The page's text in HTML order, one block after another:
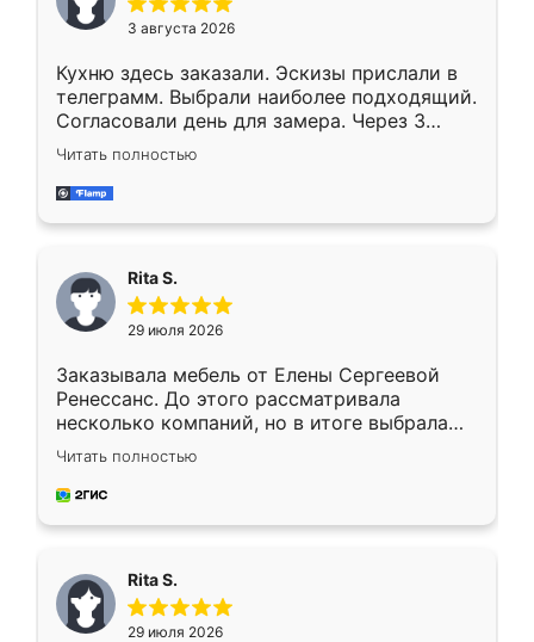
3 августа 2026
Кухню здесь заказали. Эскизы прислали в
телеграмм. Выбрали наиболее подходящий.
Согласовали день для замера. Через 3
недели кухня была уже готова. Остались
довольны работой. Спасибо Ренессанс
мебель за качественную работу!
Читать полностью
Rita S.
29 июля 2026
Заказывала мебель от Елены Сергеевой
Ренессанс. До этого рассматривала
несколько компаний, но в итоге выбрала
эту. Сначала обговорили условия, потом
приехал замерщик, всё спокойно объяснил
и снял размеры. Изготовили в срок, с
каких-либо доработок. Качеством осталась
довольна, все выглядит так, как и ожидала.
Читать полностью
Rita S.
29 июля 2026